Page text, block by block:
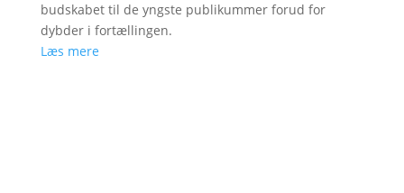
budskabet til de yngste publikummer forud for
dybder i fortællingen.
Læs mere